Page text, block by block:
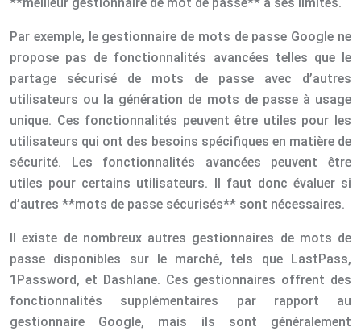
Par exemple, le gestionnaire de mots de passe Google ne
propose pas de fonctionnalités avancées telles que le
partage sécurisé de mots de passe avec d’autres
utilisateurs ou la génération de mots de passe à usage
unique. Ces fonctionnalités peuvent être utiles pour les
utilisateurs qui ont des besoins spécifiques en matière de
sécurité. Les fonctionnalités avancées peuvent être
utiles pour certains utilisateurs. Il faut donc évaluer si
d’autres **mots de passe sécurisés** sont nécessaires.
Il existe de nombreux autres gestionnaires de mots de
passe disponibles sur le marché, tels que LastPass,
1Password, et Dashlane. Ces gestionnaires offrent des
fonctionnalités supplémentaires par rapport au
gestionnaire Google, mais ils sont généralement